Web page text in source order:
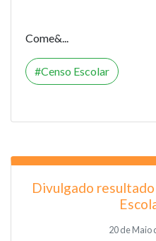
Come&...
Censo Escolar
Divulgado resultado
20 de Maio